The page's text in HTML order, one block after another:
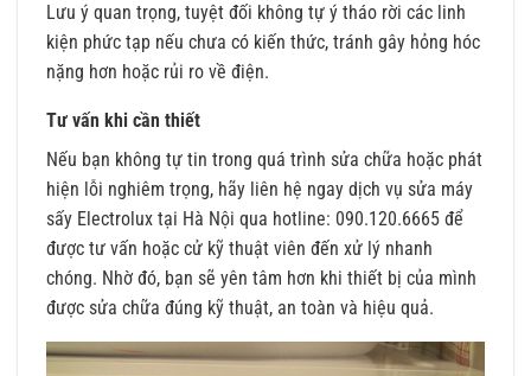
Lưu ý quan trọng, tuyệt đối không tự ý tháo rời các linh
kiện phức tạp nếu chưa có kiến thức, tránh gây hỏng hóc
nặng hơn hoặc rủi ro về điện.
Tư vấn khi cần thiết
Nếu bạn không tự tin trong quá trình sửa chữa hoặc phát
hiện lỗi nghiêm trọng, hãy liên hệ ngay dịch vụ sửa máy
sấy Electrolux tại Hà Nội qua hotline: 090.120.6665 để
được tư vấn hoặc cử kỹ thuật viên đến xử lý nhanh
chóng. Nhờ đó, bạn sẽ yên tâm hơn khi thiết bị của mình
được sửa chữa đúng kỹ thuật, an toàn và hiệu quả.